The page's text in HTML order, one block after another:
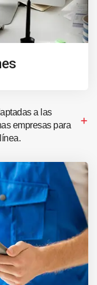
a las
empresas para